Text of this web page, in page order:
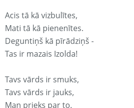
Acis tā kā vizbulītes,
Mati tā kā pienenītes.
Deguntiņš kā pīrādziņš -
Tas ir mazais Izolda!
Tavs vārds ir smuks,
Tavs vārds ir jauks,
Man prieks par to,